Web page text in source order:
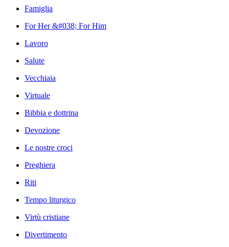
Famiglia
For Her &#038; For Him
Lavoro
Salute
Vecchiaia
Virtuale
Bibbia e dottrina
Devozione
Le nostre croci
Preghiera
Riti
Tempo liturgico
Virtù cristiane
Divertimento